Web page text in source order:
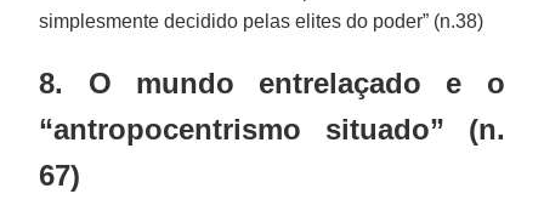
simplesmente decidido pelas elites do poder” (n.38)
8. O mundo entrelaçado e o
“antropocentrismo situado” (n.
67)